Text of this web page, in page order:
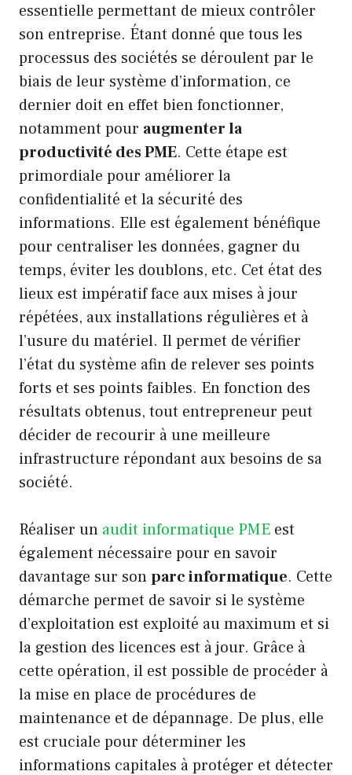
essentielle permettant de mieux contrôler
son entreprise. Étant donné que tous les
processus des sociétés se déroulent par le
biais de leur système d’information, ce
dernier doit en effet bien fonctionner,
notamment pour augmenter la
productivité des PME. Cette étape est
primordiale pour améliorer la
confidentialité et la sécurité des
informations. Elle est également bénéfique
pour centraliser les données, gagner du
temps, éviter les doublons, etc. Cet état des
lieux est impératif face aux mises à jour
répétées, aux installations régulières et à
l’usure du matériel. Il permet de vérifier
l’état du système afin de relever ses points
forts et ses points faibles. En fonction des
résultats obtenus, tout entrepreneur peut
décider de recourir à une meilleure
infrastructure répondant aux besoins de sa
société.
Réaliser un audit informatique PME est
également nécessaire pour en savoir
davantage sur sonparc informatique. Cette
démarche permet de savoir si le système
d’exploitation est exploité au maximum et si
la gestion des licences est à jour. Grâce à
cette opération, il est possible de procéder à
la mise en place de procédures de
maintenance et de dépannage. De plus, elle
est cruciale pour déterminer les
informations capitales à protéger et détecter